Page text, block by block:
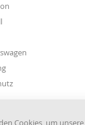
Cookies, um